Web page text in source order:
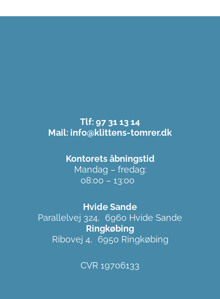
Tlf: 97 31 13 14
Mail: info@klittens-tomrer.dk
Kontorets åbningstid
Mandag – fredag:
08:00 – 13:00
Hvide Sande
Parallelvej 324, 6960 Hvide Sande
Ringkøbing
Ribovej 4, 6950 Ringkøbing
CVR 19706133